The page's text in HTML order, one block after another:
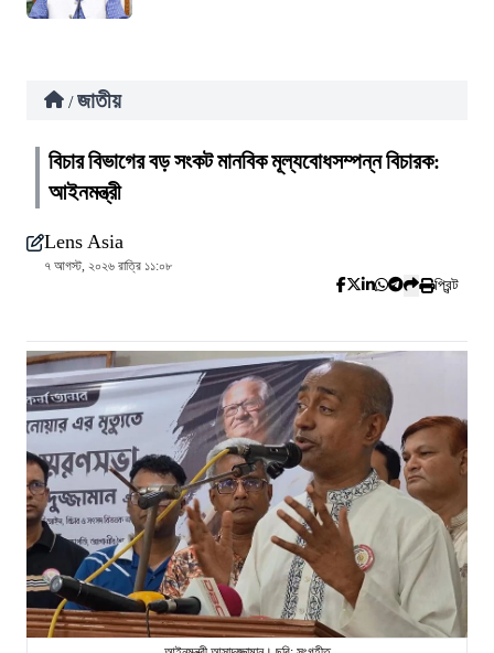
/ জাতীয়
বিচার বিভাগের বড় সংকট মানবিক মূল্যবোধসম্পন্ন বিচারক:
আইনমন্ত্রী
Lens Asia
৭ আগস্ট, ২০২৬ রাত্রি ১১:০৮
প্রিন্ট